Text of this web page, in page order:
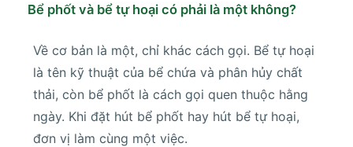
Bể phốt và bể tự hoại có phải là một không?
Về cơ bản là một, chỉ khác cách gọi. Bể tự hoại
là tên kỹ thuật của bể chứa và phân hủy chất
thải, còn bể phốt là cách gọi quen thuộc hằng
ngày. Khi đặt hút bể phốt hay hút bể tự hoại,
đơn vị làm cùng một việc.